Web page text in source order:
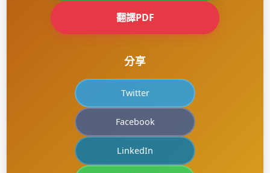
翻譯PDF
分享
Twitter
Facebook
LinkedIn